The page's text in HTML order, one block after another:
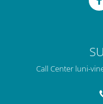
Call Center luni-